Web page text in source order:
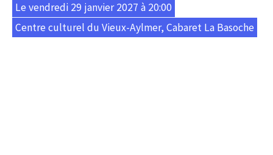
Le vendredi 29 janvier 2027 à 20:00
Centre culturel du Vieux-Aylmer, Cabaret La Basoche